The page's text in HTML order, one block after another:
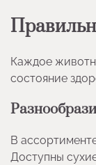
Каждое
состояние
В
Доступны